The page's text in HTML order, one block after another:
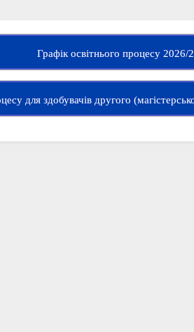
Графік освітнього процесу 2026/
для здобувачів другого